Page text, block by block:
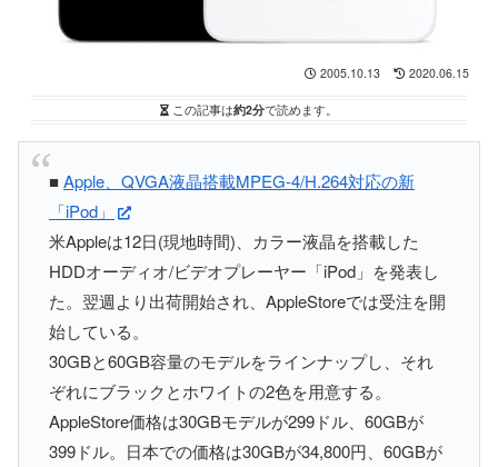
2005.10.13 2020.06.15
この記事は約2分で読めます。
■Apple、QVGA液晶搭載MPEG-4/H.264対応の新
「iPod」
米Appleは12日(現地時間)、カラー液晶を搭載した
HDDオーディオ/ビデオプレーヤー「iPod」を発表し
た。翌週より出荷開始され、AppleStoreでは受注を開
始している。
30GBと60GB容量のモデルをラインナップし、それ
ぞれにブラックとホワイトの2色を用意する。
AppleStore価格は30GBモデルが299ドル、60GBが
399ドル。日本での価格は30GBが34,800円、60GBが